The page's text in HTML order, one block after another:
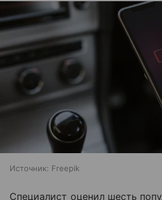
Источник: Freepik
Специалист оценил шесть